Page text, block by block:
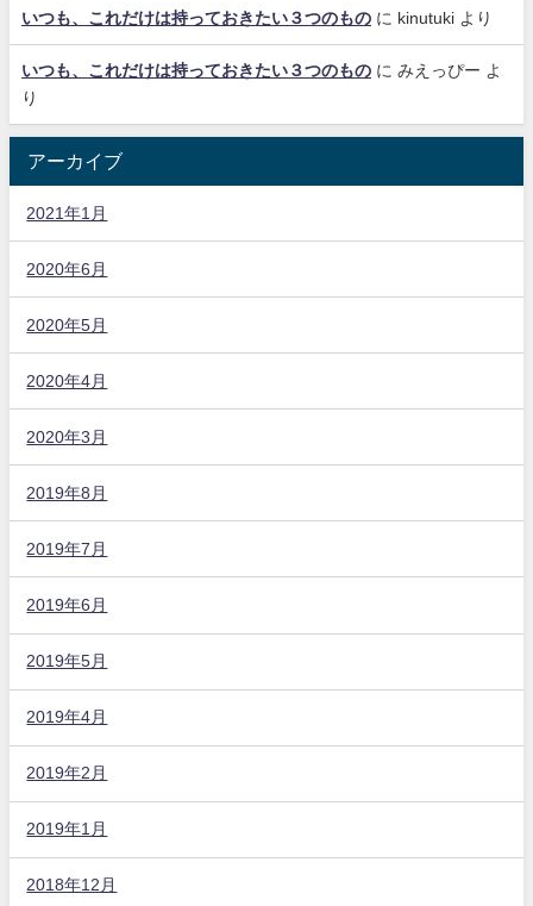
いつも、これだけは持っておきたい３つのもの に kinutuki より
いつも、これだけは持っておきたい３つのもの に みえっぴー よ
り
アーカイブ
2021年1月
2020年6月
2020年5月
2020年4月
2020年3月
2019年8月
2019年7月
2019年6月
2019年5月
2019年4月
2019年2月
2019年1月
2018年12月